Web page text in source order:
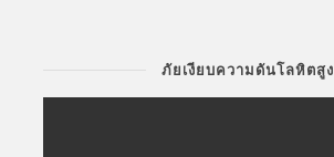
ภัยเงียบความดันโลหิตสูง